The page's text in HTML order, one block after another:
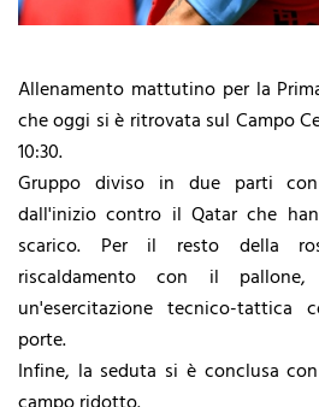
Allenamento mattutino per la
che oggi si è ritrovata sul Campo
10:30.
Gruppo diviso in due parti
dall'inizio contro il Qatar che
scarico. Per il resto della
riscaldamento con il
un'esercitazione tecnico-
porte.
Infine, la seduta si è conclusa